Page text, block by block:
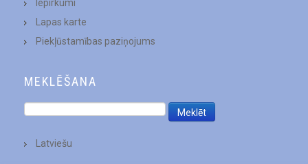
Iepirkumi
Lapas karte
Piekļūstamības paziņojums
MEKLĒŠANA
Latviešu